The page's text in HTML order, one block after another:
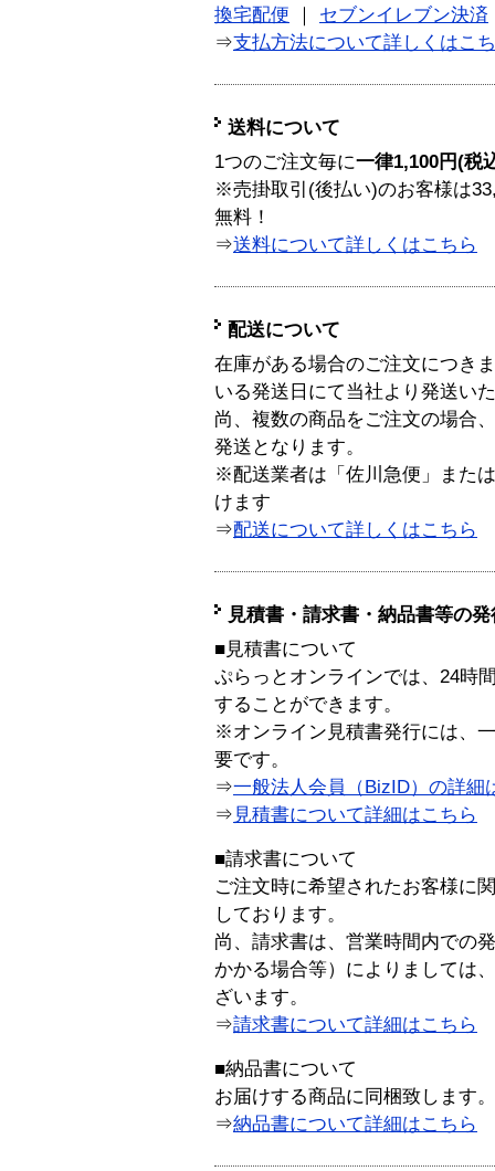
換宅配便
セブンイレブン決済
⇒支払方法について詳しくはこ
送料について
1つのご注文毎に一律1,100円(税
※売掛取引(後払い)のお客様は
無料！
⇒送料について詳しくはこちら
配送について
在庫がある場合のご注文につき
いる発送日にて当社より発送い
尚、複数の商品をご注文の場合
発送となります。
※配送業者は「佐川急便」また
けます
⇒配送について詳しくはこちら
見積書・請求書・納品書等の
■見積書について
ぷらっとオンラインでは、24時
することができます。
※オンライン見積書発行には、
要です。
⇒一般法人会員（BizID）の詳細
⇒ 見積書について詳細はこちら
■請求書について
ご注文時に希望されたお客様に
しております。
尚、請求書は、営業時間内での
かかる場合等）によりましては
ざいます。
⇒請求書について詳細はこちら
■納品書について
お届けする商品に同梱致します。
⇒納品書について詳細はこちら